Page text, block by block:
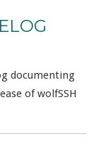
documenting
of wolfSSH